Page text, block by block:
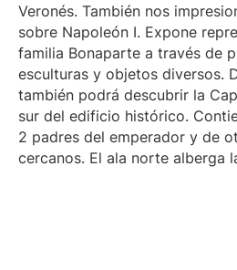
Veronés. También nos
sobre Napoleón I. Expone
familia Bonaparte a través de
esculturas y objetos diversos.
también podrá descubrir la
sur del edificio histórico.
2 padres del emperador y de
cercanos. El ala norte alberga